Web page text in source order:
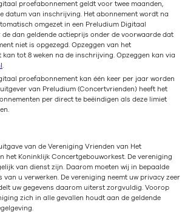
proefabonnement geldt voor twee maanden,
datum van inschrijving. Het abonnement wordt na
omgezet in een Preludium Digitaal
dan geldende actieprijs onder de voorwaarde dat
niet is opgezegd. Opzeggen van het
kan tot 8 weken na de inschrijving. Opzeggen kan via
proefabonnement kan één keer per jaar worden
van Preludium (Concertvrienden) heeft het
per direct te beëindigen als deze limiet
van de Vereniging Vrienden van Het
het Koninklijk Concertgebouworkest. De vereniging
van dienst zijn. Daarom moeten wij in bepaalde
van u verwerken. De vereniging neemt uw privacy zeer
uw gegevens daarom uiterst zorgvuldig. Voorop
zich in alle gevallen houdt aan de geldende